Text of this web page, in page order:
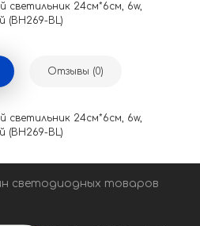
24см*6см, 6w,
(BH269-BL)
Отзывы (0)
24см*6см, 6w,
(BH269-BL)
светодиодных товаров